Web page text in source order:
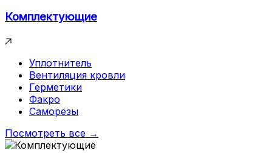
Комплектующие
Уплотнитель
Вентиляция кровли
Герметики
Факро
Саморезы
Посмотреть все →